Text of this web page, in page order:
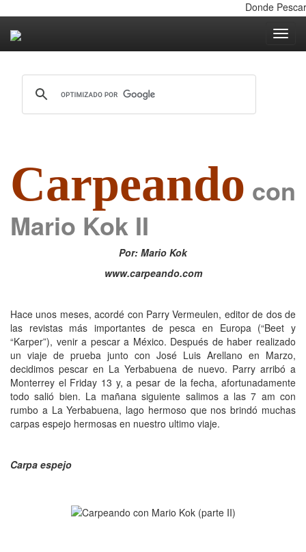
Donde
Carpeando con
Mario Kok II
Por: Mario Kok
www.carpeando.com
Hace unos meses, acordé con Parry Vermeulen, editor de dos de
las revistas más importantes de pesca en Europa (“Beet y
“Karper”), venir a pescar a México. Después de haber realizado
un viaje de prueba junto con José Luis Arellano en Marzo,
decidimos pescar en La Yerbabuena de nuevo. Parry arribó a
Monterrey el Friday 13 y, a pesar de la fecha, afortunadamente
todo salió bien. La mañana siguiente salimos a las 7 am con
rumbo a La Yerbabuena, lago hermoso que nos brindó muchas
carpas espejo hermosas en nuestro ultimo viaje.
Carpa espejo